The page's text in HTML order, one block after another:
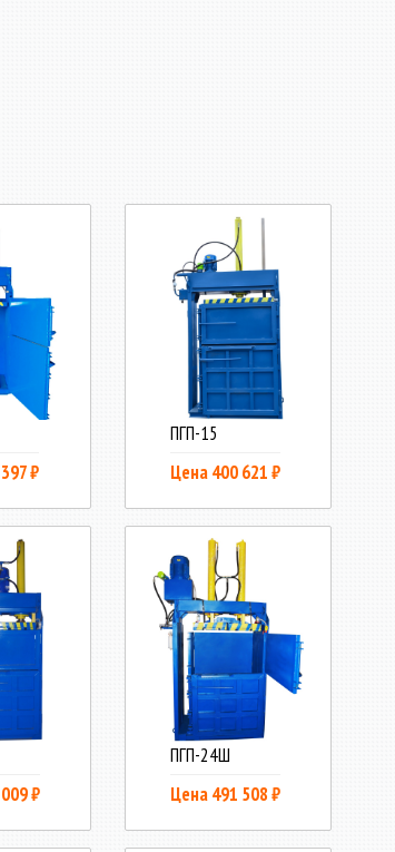
₽
ПГП-15
Цена 400 621 ₽
₽
ПГП-24Ш
Цена 491 508 ₽